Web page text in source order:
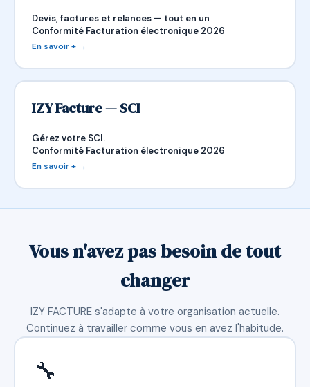
Devis, factures et relances — tout en un
Conformité Facturation électronique 2026
En savoir + →
IZY Facture — SCI
Gérez votre SCI.
Conformité Facturation électronique 2026
En savoir + →
Vous n'avez pas besoin de tout
changer
IZY FACTURE s'adapte à votre organisation actuelle.
Continuez à travailler comme vous en avez l'habitude.
🔧